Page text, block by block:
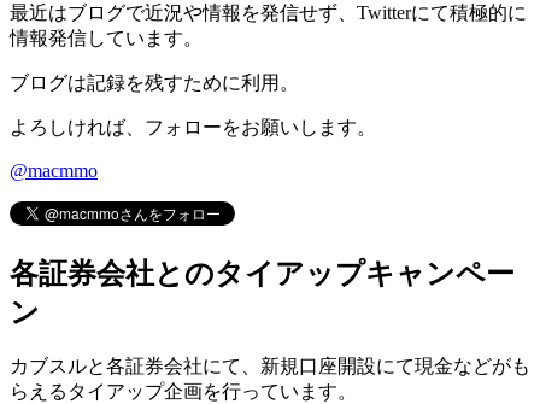
最近はブログで近況や情報を発信せず、Twitterにて積極的に
情報発信しています。
ブログは記録を残すために利用。
よろしければ、フォローをお願いします。
@macmmo
各証券会社とのタイアップキャンペー
ン
カブスルと各証券会社にて、 新規口座開設にて現金などがも
らえるタイアップ企画を行っています。